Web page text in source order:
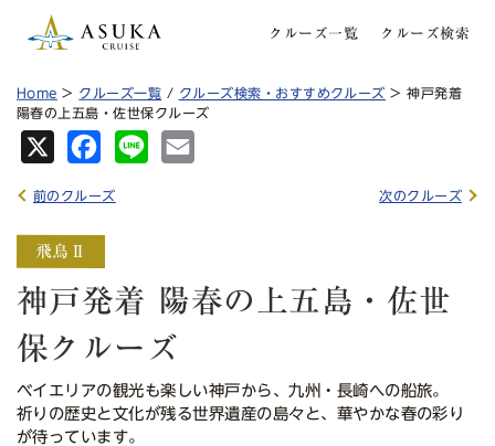
クルーズ一覧 クルーズ検索
Home > クルーズ一覧 / クルーズ検索・おすすめクルーズ > 神戸発着
陽春の上五島・佐世保クルーズ
Fa
Lin
前のクルーズ 次のクルーズ
神戸発着 陽春の上五島・佐世
保クルーズ
ベイエリアの観光も楽しい神戸から、九州・長崎への船旅。
祈りの歴史と文化が残る世界遺産の島々と、華やかな春の彩り
が待っています。